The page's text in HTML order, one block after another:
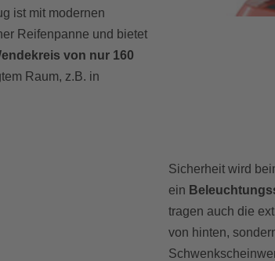
ist mit modernen
Reifenpanne und bietet
von nur 160
Raum, z.B. in
Sicherheit wird
ein
tragen auch die
von hinten,